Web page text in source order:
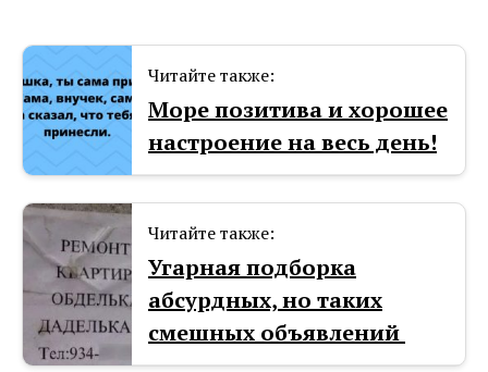
Читайте также:
Море позитива и хорошее
настроение на весь день!
Читайте также:
Угарная подборка
абсурдных, но таких
смешных объявлений